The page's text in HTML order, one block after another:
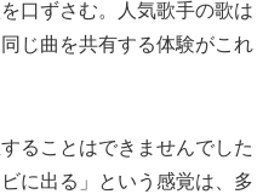
口ずさむ。人気歌手の歌は
じ曲を共有する体験がこれ
ることはできませんでした
に出る」という感覚は、多